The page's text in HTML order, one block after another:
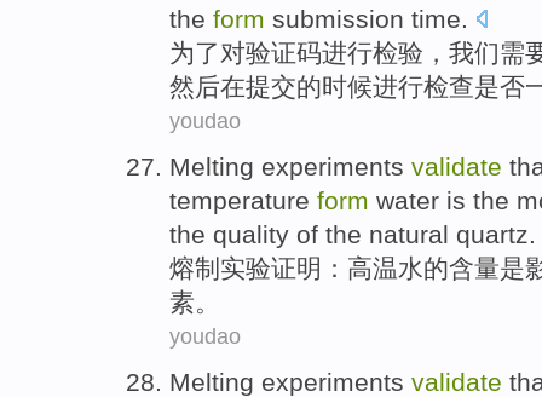
the form submission time.
为了对验证码进行检验， 我们需
然后在提交的时候进行检查是否
youdao
Melting experiments validate
temperature form water is the
the quality of the natural quartz.
熔制 实验证明 ： 高温水的含量是
素。
youdao
Melting experiments validate